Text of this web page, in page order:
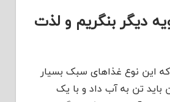
دیگر بنگریم و لذت
این نوع غذاهای سبک بسیار
تن به آب داد و با یک